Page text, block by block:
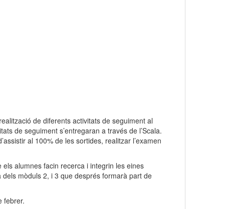
de diferents activitats de seguiment al
de seguiment s’entregaran a través de l’Scala.
al 100% de les sortides, realitzar l’examen
alumnes facin recerca i integrin les eines
mòduls 2, i 3 que després formarà part de
febrer.